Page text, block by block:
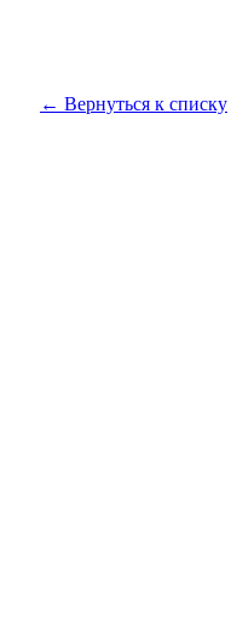
← Вернуться к списку